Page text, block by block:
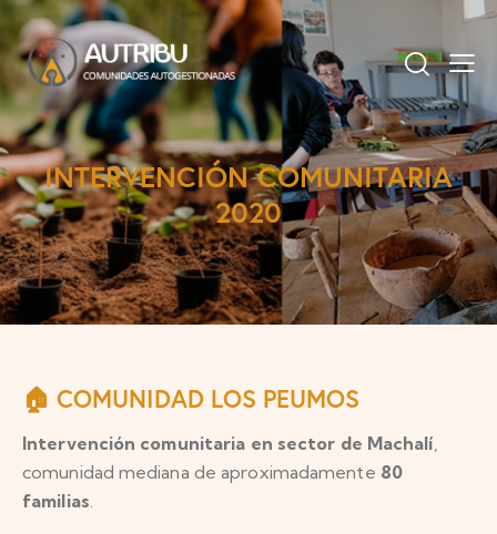
INTERVENCIÓN COMUNITARIA
2020
🏠 COMUNIDAD LOS PEUMOS
Intervención comunitaria en sector de Machalí
comunidad mediana de aproximadamente 80
familias